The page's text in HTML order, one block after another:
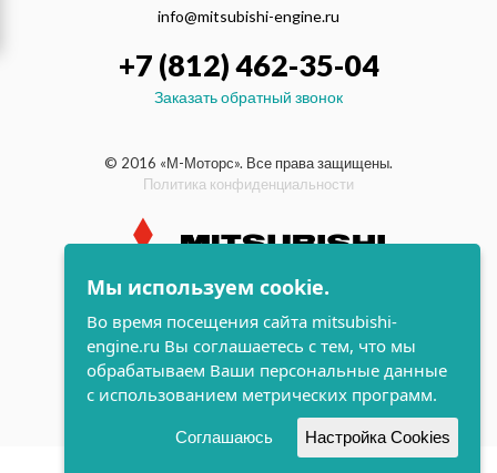
info@mitsubishi-engine.ru
+7 (812) 462-35-04
Заказать обратный звонок
© 2016 «М-Моторс». Все права защищены.
Политика конфиденциальности
индустриальные и морские
дизельные двигатели Mitsubishi
разработка сайта
Мы используем cookie.
Во время посещения сайта mitsubishi-
engine.ru Вы соглашаетесь с тем, что мы
обрабатываем Ваши персональные данные
с использованием метрических программ.
Соглашаюсь Настройка Cookies